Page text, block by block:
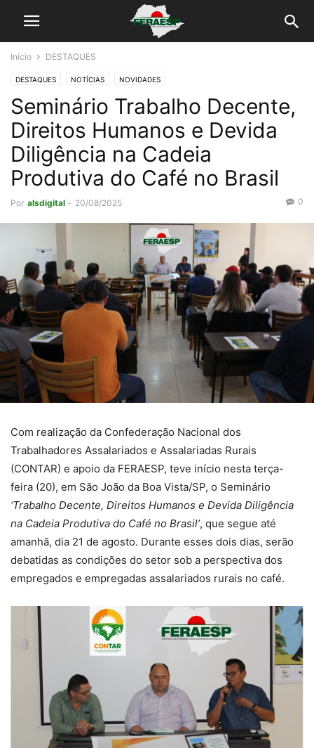
Início DESTAQUES
DESTAQUES NOTÍCIAS NOVIDADES
Seminário Trabalho Decente,
Direitos Humanos e Devida
Diligência na Cadeia
Produtiva do Café no Brasil
Por alsdigital - 20/08/2025 0
Com realização da Confederação Nacional dos
Trabalhadores Assalariados e Assalariadas Rurais
(CONTAR) e apoio da FERAESP, teve início nesta terça-
feira (20), em São João da Boa Vista/SP, o Seminário
‘Trabalho Decente, Direitos Humanos e Devida Diligência
na Cadeia Produtiva do Café no Brasil’, que segue até
amanhã, dia 21 de agosto. Durante esses dois dias, serão
debatidas as condições do setor sob a perspectiva dos
empregados e empregadas assalariados rurais no café.